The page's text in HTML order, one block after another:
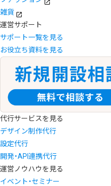
雑貨
運営サポート
サポート一覧を見る
お役立ち資料を見る
代行サービスを見る
デザイン制作代行
設定代行
開発・API連携代行
運営ノウハウを見る
イベント・セミナー